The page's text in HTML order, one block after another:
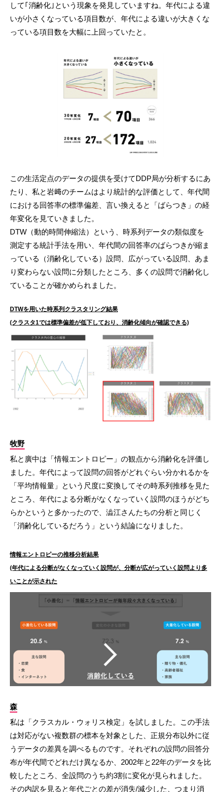
して｢消齢化｣という現象を発見していますね。年代による違
いが小さくなっている項目数が、年代による違いが大きくな
っている項目数を大幅に上回っていたと。
この生活定点のデータの提供を受けてDDP局が分析するにあ
たり、私と岩﨑のチームはより統計的な評価として、年代間
における回答率の標準偏差、言い換えると「ばらつき」の経
年変化を見ていきました。
DTW（動的時間伸縮法）という、時系列データの類似度を
測定する統計手法を用い、年代間の回答率のばらつきが縮ま
っている（消齢化している）設問、広がっている設問、あま
り変わらない設問に分類したところ、多くの設問で消齢化し
ていることが確かめられました。
DTWを用いた時系列クラスタリング結果
(クラスタ1では標準偏差が低下しており、消齢化傾向が確認できる)
牧野
私と廣中は「情報エントロピー」の観点から消齢化を評価し
ました。年代によって設問の回答がどれぐらい分かれるかを
「平均情報量」という尺度に変換してその時系列推移を見た
ところ、年代による分断がなくなっていく設問のほうがどち
らかというと多かったので、澁江さんたちの分析と同じく
「消齢化しているだろう」という結論になりました。
情報エントロピーの推移分析結果
(年代による分断がなくなっていく設問が、分断が広がっていく設問より多
いことが示された
森
私は「クラスカル・ウォリス検定」を試しました。この手法
は対応がない複数群の標本を対象とした、正規分布以外に従
うデータの差異を調べるものです。それぞれの設問の回答分
布が年代間でどれだけ異なるか、2002年と22年のデータを比
較したところ、全設問のうち約3割に変化が見られました。
その内訳を見ると年代ごとの差が消失/減少した、つまり消